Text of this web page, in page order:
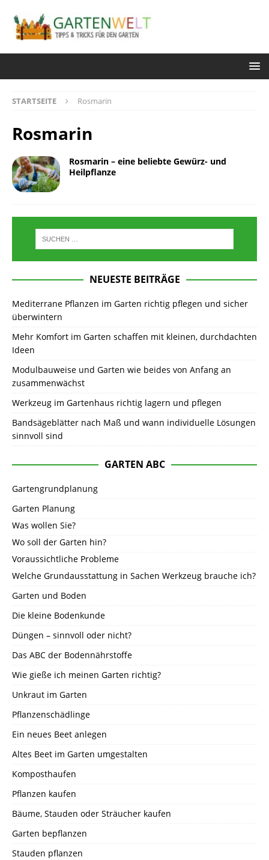
STARTSEITE Rosmarin
Rosmarin
Rosmarin – eine beliebte Gewürz- und
Heilpflanze
NEUESTE BEITRÄGE
Mediterrane Pflanzen im Garten richtig pflegen und sicher
überwintern
Mehr Komfort im Garten schaffen mit kleinen, durchdachten
Ideen
Modulbauweise und Garten wie beides von Anfang an
zusammenwächst
Werkzeug im Gartenhaus richtig lagern und pflegen
Bandsägeblätter nach Maß und wann individuelle Lösungen
sinnvoll sind
GARTEN ABC
Gartengrundplanung
Garten Planung
Was wollen Sie?
Wo soll der Garten hin?
Voraussichtliche Probleme
Welche Grundausstattung in Sachen Werkzeug brauche ich?
Garten und Boden
Die kleine Bodenkunde
Düngen – sinnvoll oder nicht?
Das ABC der Bodennährstoffe
Wie gieße ich meinen Garten richtig?
Unkraut im Garten
Pflanzenschädlinge
Ein neues Beet anlegen
Altes Beet im Garten umgestalten
Komposthaufen
Pflanzen kaufen
Bäume, Stauden oder Sträucher kaufen
Garten bepflanzen
Stauden pflanzen